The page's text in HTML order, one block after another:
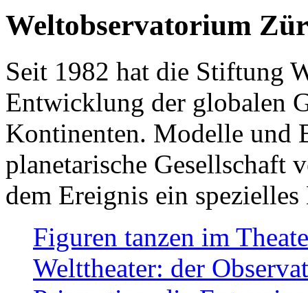
Weltobservatorium
Seit 1982 hat die Stiftung
Entwicklung der globalen
Kontinenten. Modelle und
planetarische Gesellschaft
dem Ereignis ein
Figuren tanzen im
Welttheater: der